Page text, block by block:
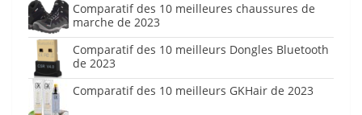
Comparatif des 10 meilleures chaussures de
marche de 2023
Comparatif des 10 meilleurs Dongles Bluetooth
de 2023
Comparatif des 10 meilleurs GKHair de 2023